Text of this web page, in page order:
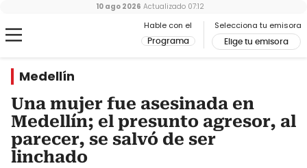
Hable con el
Programa
Selecciona tu emisora
Elige tu emisora
10 ago 2026 Actualizado 07:12
Medellín
Una mujer fue asesinada en
Medellín; el presunto agresor, al
parecer, se salvó de ser
linchado